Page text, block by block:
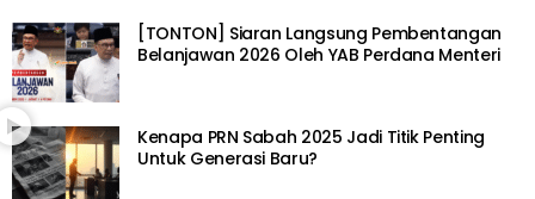
[TONTON] Siaran Langsung Pembentangan
Belanjawan 2026 Oleh YAB Perdana Menteri
Kenapa PRN Sabah 2025 Jadi Titik Penting
Untuk Generasi Baru?